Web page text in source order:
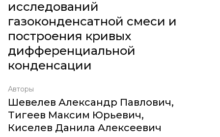
исследований
газоконденсатной смеси и
построения кривых
дифференциальной
конденсации
Авторы
Шевелев Александр Павлович,
Тигеев Максим Юрьевич,
Киселев Данила Алексеевич